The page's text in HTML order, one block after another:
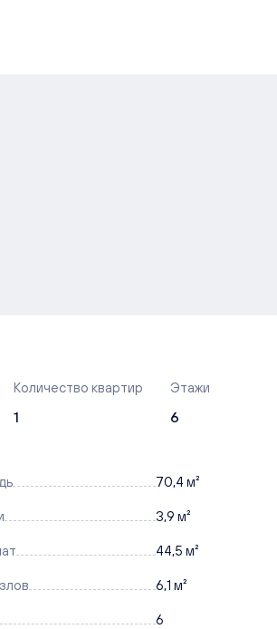
Количество квартир
1
Этажи
6
70,4 м²
3,9 м²
44,5 м²
6,1 м²
6